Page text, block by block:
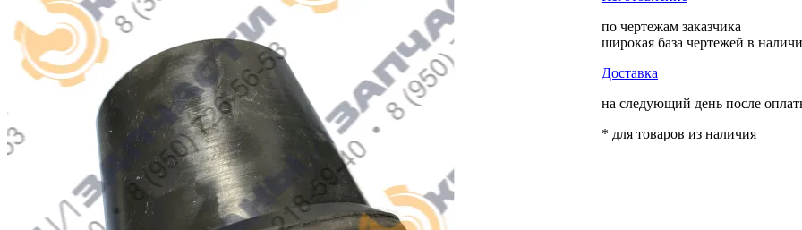
по чертежам заказчика
широкая база чертежей в
Доставка
на следующий день после
* для товаров из наличия